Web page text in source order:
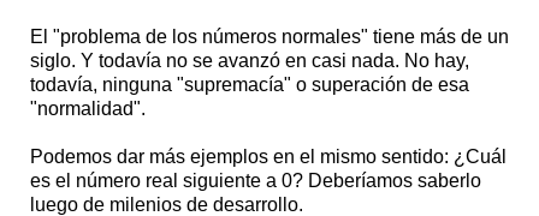
El "problema de los números normales" tiene más de un
siglo. Y todavía no se avanzó en casi nada. No hay,
todavía, ninguna "supremacía" o superación de esa
"normalidad".
Podemos dar más ejemplos en el mismo sentido: ¿Cuál
es el número real siguiente a 0? Deberíamos saberlo
luego de milenios de desarrollo.